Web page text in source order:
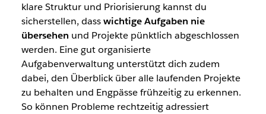
klare Struktur und Priorisierung kannst du
sicherstellen, dasswichtige Aufgaben nie
übersehen und Projekte pünktlich abgeschlossen
werden. Eine gut organisierte
Aufgabenverwaltung unterstützt dich zudem
dabei, den Überblick über alle laufenden Projekte
zu behalten und Engpässe frühzeitig zu erkennen.
So können Probleme rechtzeitig adressiert